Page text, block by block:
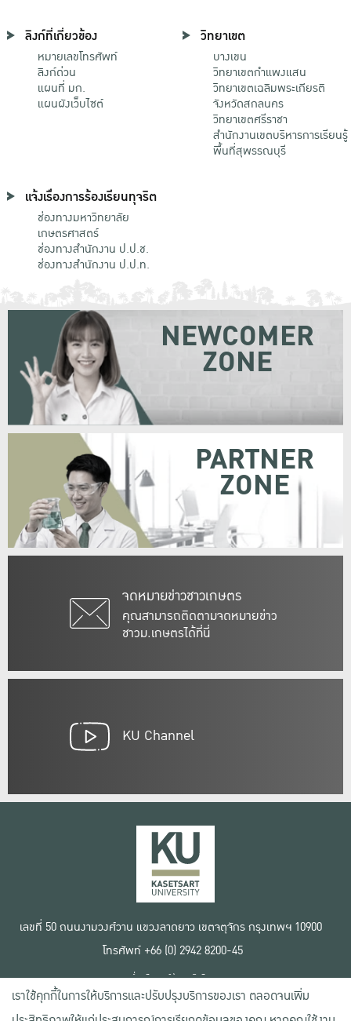
ลิงก์ที่เกี่ยวข้อง
หมายเลขโทรศัพท์
ลิงก์ด่วน
แผนที่ มก.
แผนผังเว็บไซต์
วิทยาเขต
บางเขน
วิทยาเขตกําแพงแสน
วิทยาเขตเฉลิมพระเกียรติ
จังหวัดสกลนคร
วิทยาเขตศรีราชา
สำนักงานเขตบริหารการเรียนรู้
พื้นที่สุพรรณบุรี
แจ้งเรื่องการร้องเรียนทุจริต
ช่องทางมหาวิทยาลัย
เกษตรศาสตร์
ช่องทางสำนักงาน ป.ป.ช.
ช่องทางสำนักงาน ป.ป.ท.
จดหมายข่าวชาวเกษตร
คุณสามารถติดตามจดหมายข่าว
ชาวม.เกษตรได้ที่นี่
NEWCOMER
ZONE
PARTNER
ZONE
KU Channel
เลขที่ 50 ถนนงามวงศ์วาน แขวงลาดยาว เขตจตุจักร กรุงเทพฯ 10900
โทรศัพท์ +66 (0) 2942 8200-45
เงื่อนไขการใช้งานเว็บไซต์
ข้อตกลงด้านสิทธิ์ใช้งาน
นโยบายความเป็นส่วนตัว
เราใช้คุกกี้ในการให้บริการและปรับปรุงบริการของเรา ตลอดจนเพิ่ม